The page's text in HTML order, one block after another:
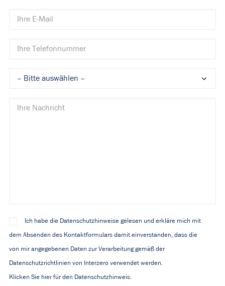
Ich habe die Datenschutzhinweise gelesen und erkläre mich mit
dem Absenden des Kontaktformulars damit einverstanden, dass die
von mir angegebenen Daten zur Verarbeitung gemäß der
Datenschutzrichtlinien von Interzero verwendet werden.
Klicken Sie hier für den Datenschutzhinweis.